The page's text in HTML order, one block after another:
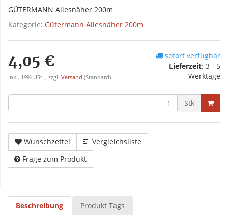
GÜTERMANN Allesnäher 200m
Kategorie: Gütermann Allesnäher 200m
4,05 €
inkl. 19% USt. , zzgl. Versand (Standard)
sofort verfügbar
Lieferzeit: 3 - 5
Werktage
Stk
Wunschzettel
Vergleichsliste
Frage zum Produkt
Beschreibung Produkt Tags